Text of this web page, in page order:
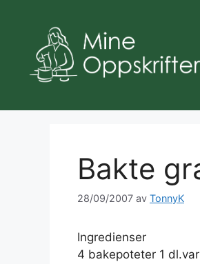
Bakte
28/09/2007 av TonnyK
Ingredienser
4 bakepoteter 1